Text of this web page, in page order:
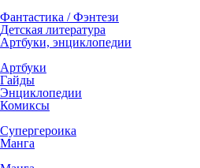
Фантастика / Фэнтези
Детская литература
Артбуки, энциклопедии
Артбуки
Гайды
Энциклопедии
Комиксы
Супергероика
Манга